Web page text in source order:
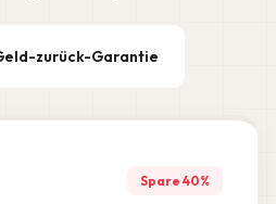
zurück-Garantie
Spare 40%